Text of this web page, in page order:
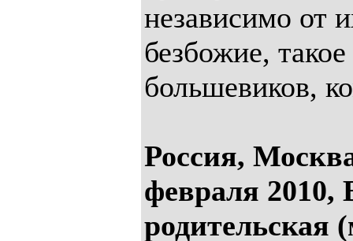
независимо от
безбожие,
большевиков,
Россия,
февраля 2010,
родительская